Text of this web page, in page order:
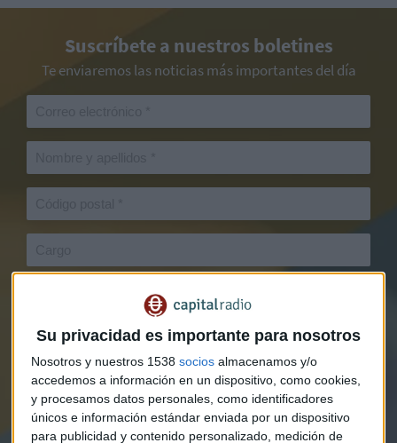
Su privacidad es importante para nosotros
Nosotros y nuestros 1538 socios almacenamos y/o
accedemos a información en un dispositivo, como cookies,
y procesamos datos personales, como identificadores
únicos e información estándar enviada por un dispositivo
para publicidad y contenido personalizado, medición de
Suscríbete a nuestros boletines
Te enviaremos las noticias más importantes del día